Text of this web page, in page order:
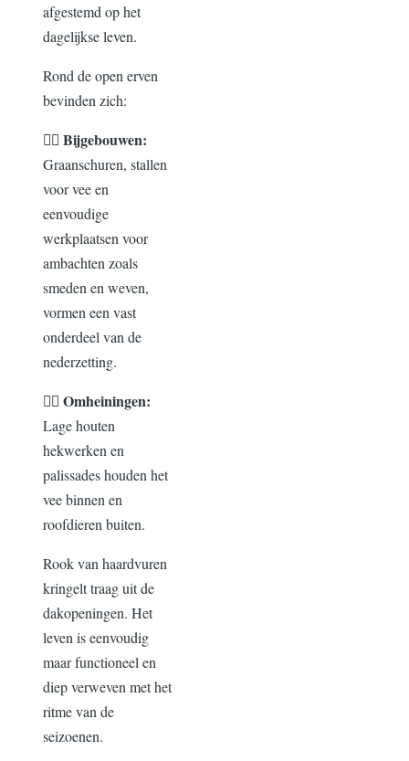
afgestemd op het
dagelijkse leven.
Rond de open erven
bevinden zich:
👉🏾 Bijgebouwen:
Graanschuren, stallen
voor vee en
eenvoudige
werkplaatsen voor
ambachten zoals
smeden en weven,
vormen een vast
onderdeel van de
nederzetting.
👉🏾 Omheiningen:
Lage houten
hekwerken en
palissades houden het
vee binnen en
roofdieren buiten.
Rook van haardvuren
kringelt traag uit de
dakopeningen. Het
leven is eenvoudig
maar functioneel en
diep verweven met het
ritme van de
seizoenen.